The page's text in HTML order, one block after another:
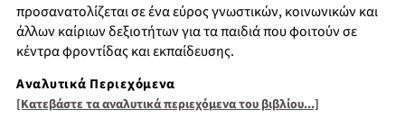
προσανατολίζεται σε ένα εύρος γνωστικών, κοινωνικών και
άλλων καίριων δεξιοτήτων για τα παιδιά που φοιτούν σε
κέντρα φροντίδας και εκπαίδευσης.
Αναλυτικά Περιεχόμενα
[Κατεβάστε τα αναλυτικά περιεχόμενα του βιβλίου...]